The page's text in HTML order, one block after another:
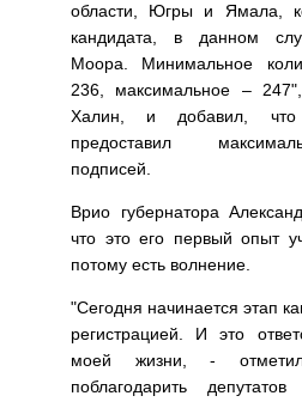
области, Югры и Ямала,
кандидата, в данном
Моора. Минимальное
236, максимальное –
Халин, и добавил,
предоставил
подписей.
Врио губернатора
что это его первый опыт
потому есть волнение.
"Сегодня начинается этап
регистрацией. И это
моей жизни, -
поблагодарить